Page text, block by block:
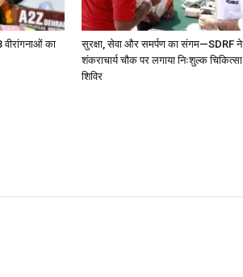
वीरांगनाओं का
सुरक्षा, सेवा और समर्पण का संगम—SDRF ने
शंकराचार्य चौक पर लगाया निःशुल्क चिकित्सा
शिविर